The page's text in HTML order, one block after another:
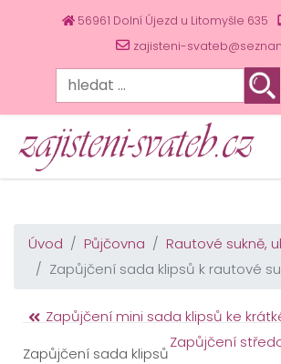
56961 Dolní Újezd u Litomyšle 635
zajisteni-
Úvod Půjčovna
Rautové sukně,
Zapůjčení sada klipsů k rautové
Zapůjčení mini sada klipsů ke
Zapůjčení
Zapůjčení sada klipsů